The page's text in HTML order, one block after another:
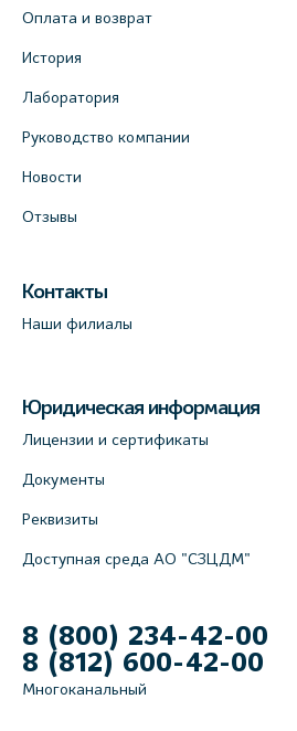
Оплата и возврат
История
Лаборатория
Руководство компании
Новости
Отзывы
Контакты
Наши филиалы
Юридическая информация
Лицензии и сертификаты
Документы
Реквизиты
Доступная среда АО "СЗЦДМ"
8 (800) 234-42-00
8 (812) 600-42-00
Многоканальный